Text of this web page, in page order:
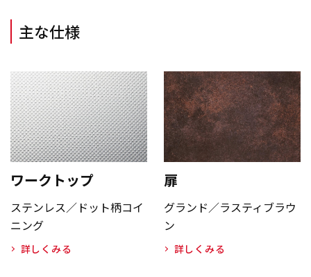
主な仕様
ワークトップ
ステンレス／ドット柄コイ
ニング
詳しくみる
扉
グランド／ラスティブラウ
ン
詳しくみる